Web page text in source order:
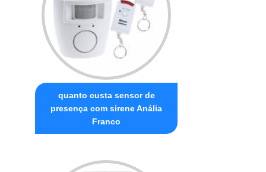
quanto custa sensor de
presença com sirene Anália
Franco